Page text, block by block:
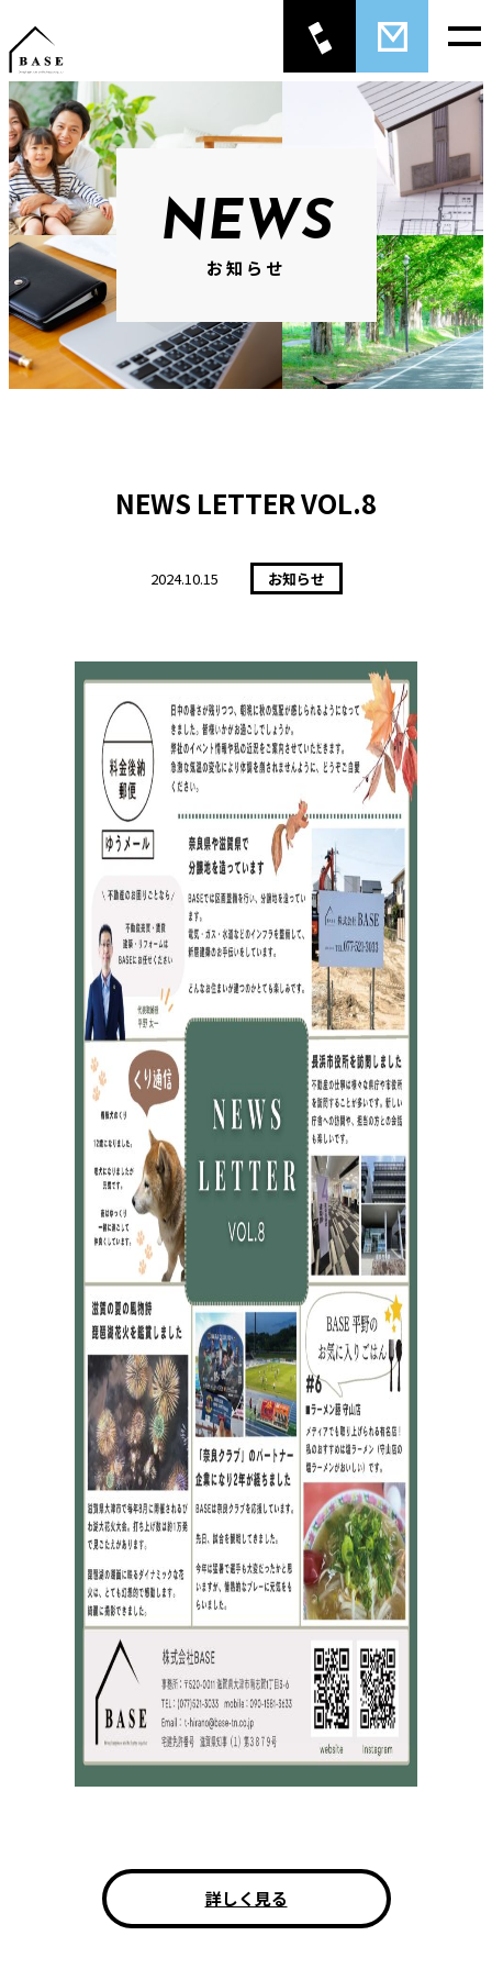
NEWS
お知らせ
NEWS LETTER VOL.8
2024.10.15 お知らせ
詳しく見る